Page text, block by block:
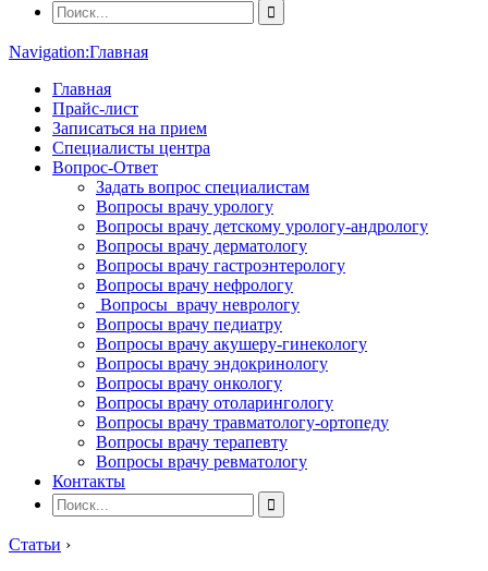
Navigation:Главная
Главная
Прайс-лист
Записаться на прием
Специалисты центра
Вопрос-Ответ
Задать вопрос специалистам
Вопросы врачу урологу
Вопросы врачу детскому урологу-андрологу
Вопросы врачу дерматологу
Вопросы врачу гастроэнтерологу
Вопросы врачу нефрологу
Вопросы врачу неврологу
Вопросы врачу педиатру
Вопросы врачу акушеру-гинекологу
Вопросы врачу эндокринологу
Вопросы врачу онкологу
Вопросы врачу отоларингологу
Вопросы врачу травматологу-ортопеду
Вопросы врачу терапевту
Вопросы врачу ревматологу
Контакты
Статьи ›